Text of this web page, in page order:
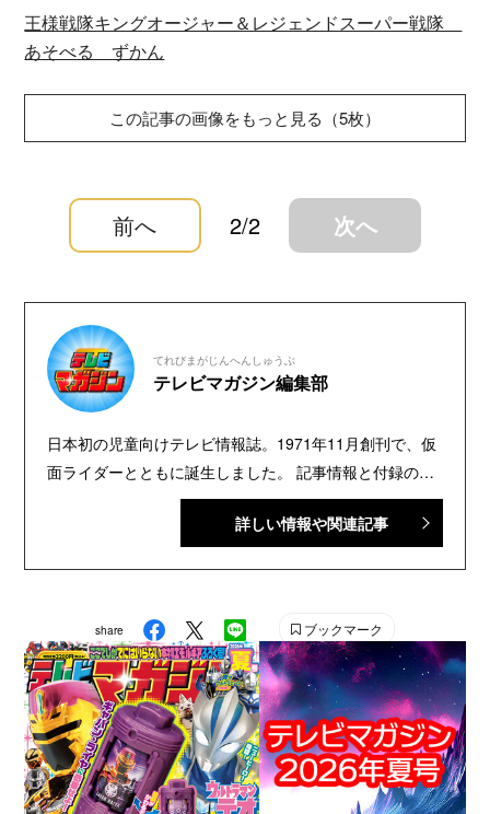
王様戦隊キングオージャー＆レジェンドスーパー戦隊
あそべる ずかん
この記事の画像をもっと見る（5枚）
前へ 2/2 次へ
てれびまがじんへんしゅうぶ
テレビマガジン編集部
日本初の児童向けテレビ情報誌。1971年11月創刊で、仮
面ライダーとともに誕生しました。 記事情報と付録の詳
細は、YouTubeの『テレビマガジン 公式動画チャンネ
ル』で配信中。講談社発行の幼年・児童・少年・少女向
雑誌です。 【SNS】 X（旧Twitter）：@tele_maga
Instagram：＠tele_maga
詳しい情報や関連記事
share ブックマーク